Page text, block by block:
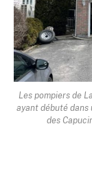
Les pompiers de
ayant débuté dans
des